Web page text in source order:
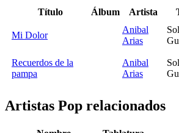
Título Álbum Artista
Mi Dolor
Anibal
Arias
Recuerdos de la
pampa
Anibal
Arias
Artistas Pop relacionados